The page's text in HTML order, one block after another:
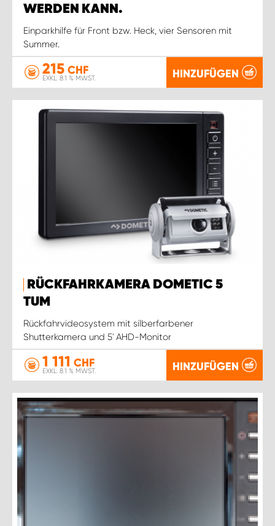
WERDEN KANN.
Einparkhilfe für Front bzw. Heck, vier Sensoren mit
Summer.
215 CHF
EXKL. 8.1 % MWST. HINZUFÜGEN
RÜCKFAHRKAMERA DOMETIC 5
TUM
Rückfahrvideosystem mit silberfarbener
Shutterkamera und 5' AHD-Monitor
1 111 CHF
EXKL. 8.1 % MWST. HINZUFÜGEN